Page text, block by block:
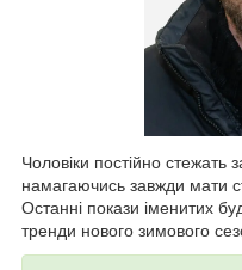
Чоловіки постійно
намагаючись завжди мати
Останні покази іменитих
тренди нового зимового